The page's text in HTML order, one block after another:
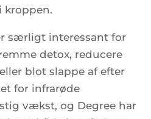
kroppen.
særligt interessant for
detox, reducere
blot slappe af efter
for infrarøde
vækst, og Degree har